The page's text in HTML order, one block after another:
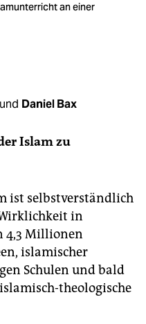
an einer
und Daniel Bax
Islam zu
ist selbstverständlich
in
4,3 Millionen
islamischer
Schulen und bald
theologische